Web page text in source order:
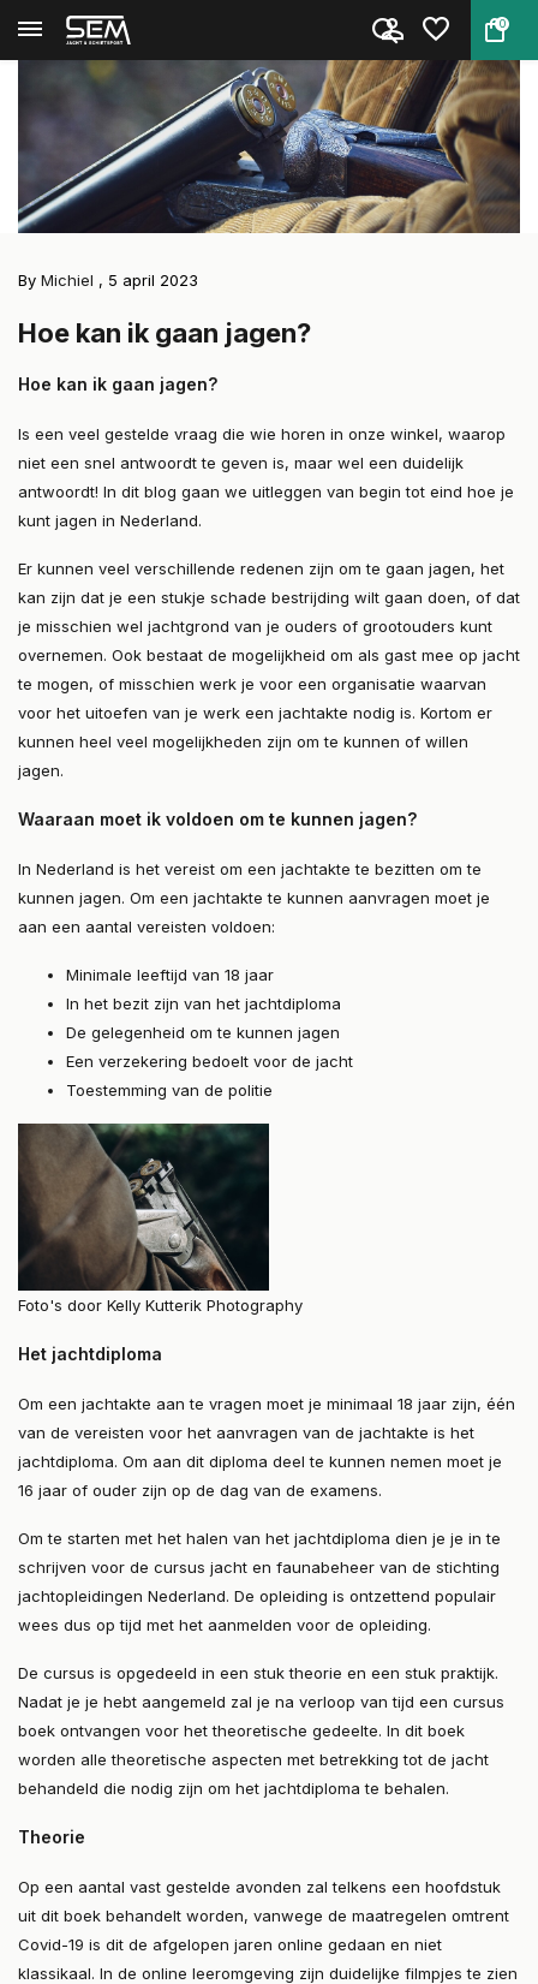
0
Back Home Blog
By Michiel , 5 april 2023
Hoe kan ik gaan jagen?
Hoe kan ik gaan jagen?
Is een veel gestelde vraag die wie horen in onze winkel, waarop
niet een snel antwoordt te geven is, maar wel een duidelijk
antwoordt! In dit blog gaan we uitleggen van begin tot eind hoe je
kunt jagen in Nederland.
Er kunnen veel verschillende redenen zijn om te gaan jagen, het
kan zijn dat je een stukje schade bestrijding wilt gaan doen, of dat
je misschien wel jachtgrond van je ouders of grootouders kunt
overnemen. Ook bestaat de mogelijkheid om als gast mee op jacht
te mogen, of misschien werk je voor een organisatie waarvan
voor het uitoefen van je werk een jachtakte nodig is. Kortom er
kunnen heel veel mogelijkheden zijn om te kunnen of willen
jagen.
Waaraan moet ik voldoen om te kunnen jagen?
In Nederland is het vereist om een jachtakte te bezitten om te
kunnen jagen. Om een jachtakte te kunnen aanvragen moet je
aan een aantal vereisten voldoen:
Minimale leeftijd van 18 jaar
In het bezit zijn van het jachtdiploma
De gelegenheid om te kunnen jagen
Een verzekering bedoelt voor de jacht
Toestemming van de politie
Foto's door Kelly Kutterik Photography
Het jachtdiploma
Om een jachtakte aan te vragen moet je minimaal 18 jaar zijn, één
van de vereisten voor het aanvragen van de jachtakte is het
jachtdiploma. Om aan dit diploma deel te kunnen nemen moet je
16 jaar of ouder zijn op de dag van de examens.
Om te starten met het halen van het jachtdiploma dien je je in te
schrijven voor de cursus jacht en faunabeheer van de stichting
jachtopleidingen Nederland. De opleiding is ontzettend populair
wees dus op tijd met het aanmelden voor de opleiding.
De cursus is opgedeeld in een stuk theorie en een stuk praktijk.
Nadat je je hebt aangemeld zal je na verloop van tijd een cursus
boek ontvangen voor het theoretische gedeelte. In dit boek
worden alle theoretische aspecten met betrekking tot de jacht
behandeld die nodig zijn om het jachtdiploma te behalen.
Theorie
Op een aantal vast gestelde avonden zal telkens een hoofdstuk
uit dit boek behandelt worden, vanwege de maatregelen omtrent
Covid-19 is dit de afgelopen jaren online gedaan en niet
klassikaal. In de online leeromgeving zijn duidelijke filmpjes te zien